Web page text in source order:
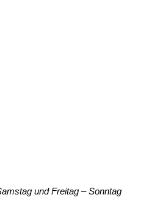
und Freitag – Sonntag